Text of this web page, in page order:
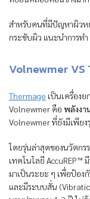
สำหรับคนที่มีปัญหาผิวห
กระชับผิว แนะนำการท
Volnewmer
Thermage เป็นเครื่อง
Volnewmer คือ พลังงา
Volnewmer ที่ยังมีเพียง
โดยรุ่นล่าสุดของนวัตกร
เทคโนโลยี AccuREP™
มาเป็นระยะ ๆ เพื่อป้อ
และมีระบบสั่น